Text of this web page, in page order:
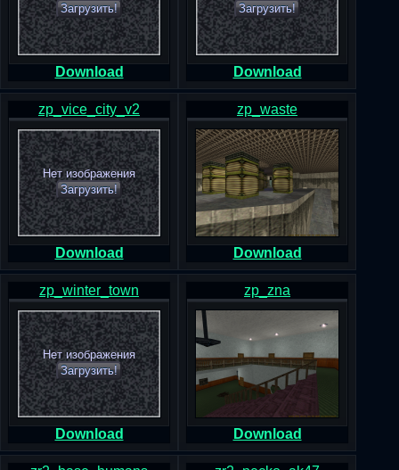
Загрузить!
Download
Загрузить!
Download
zp_vice_city_v2
Нет изображения
Загрузить!
Download
zp_waste
Download
zp_winter_town
Нет изображения
Загрузить!
Download
zp_zna
Download